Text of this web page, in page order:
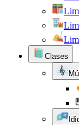
Clases